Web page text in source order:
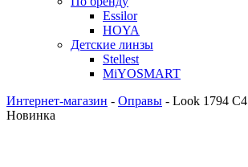
Essilor
HOYA
Детские линзы
Stellest
MiYOSMART
Интернет-магазин - Оправы - Look 1794 C4
Новинка